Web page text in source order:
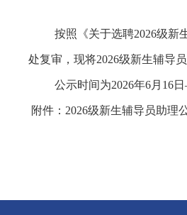
按照《关于选聘2026级新
处复审，现将2026级新生辅导
公示时间为2026年6月 16日
附件：2026级新生辅导员助理